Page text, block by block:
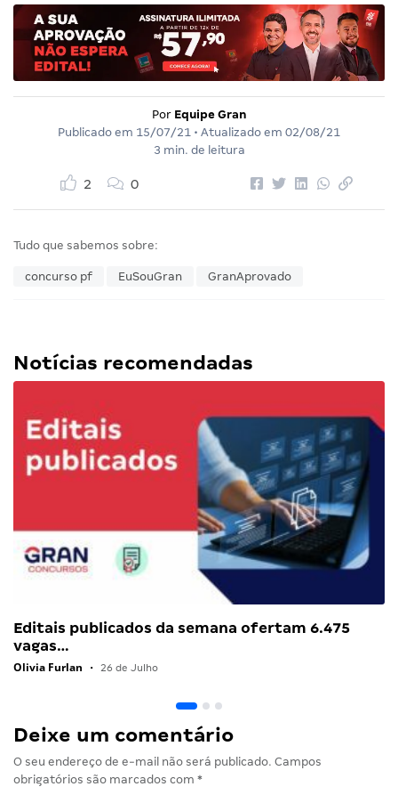
Por Equipe Gran
Publicado em 15/07/21 • Atualizado em 02/08/21
3 min. de leitura
2 0
Tudo que sabemos sobre:
concurso pf EuSouGran GranAprovado
Notícias recomendadas
Editais publicados da semana ofertam 6.475
vagas…
Olivia Furlan • 26 de Julho
Deixe um comentário
O seu endereço de e-mail não será publicado. Campos
obrigatórios são marcados com *